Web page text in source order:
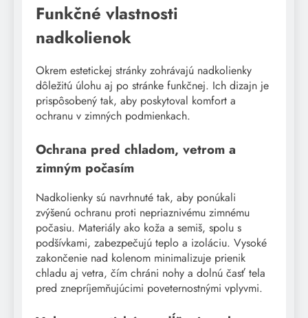
Funkčné vlastnosti
nadkolienok
Okrem estetickej stránky zohrávajú nadkolienky
dôležitú úlohu aj po stránke funkčnej. Ich dizajn je
prispôsobený tak, aby poskytoval komfort a
ochranu v zimných podmienkach.
Ochrana pred chladom, vetrom a
zimným počasím
Nadkolienky sú navrhnuté tak, aby ponúkali
zvýšenú ochranu proti nepriaznivému zimnému
počasiu. Materiály ako koža a semiš, spolu s
podšívkami, zabezpečujú teplo a izoláciu. Vysoké
zakončenie nad kolenom minimalizuje prienik
chladu aj vetra, čím chráni nohy a dolnú časť tela
pred znepríjemňujúcimi poveternostnými vplyvmi.